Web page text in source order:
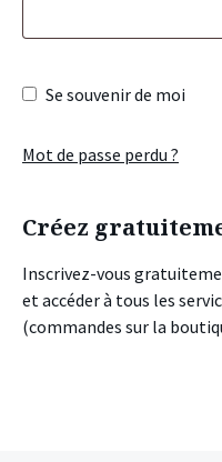
Se souvenir de moi
Mot de passe perdu ?
Créez
Inscrivez-vous
et accéder à tous les
(commandes sur la